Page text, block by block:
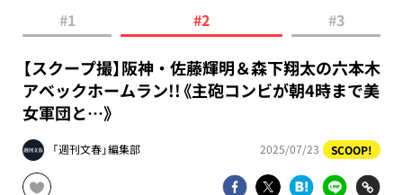
#1 #2 #3
【スクープ撮】阪神・佐藤輝明＆森下翔太の六本木
アベックホームラン!!《主砲コンビが朝4時まで美
女軍団と…》
「週刊文春」編集部 2025/07/23 SCOOP!